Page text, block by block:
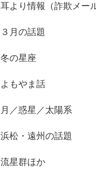
耳より情報（詐欺メー
３月の話題
冬の星座
よもやま話
月／惑星／太陽系
浜松・遠州の話題
流星群ほか